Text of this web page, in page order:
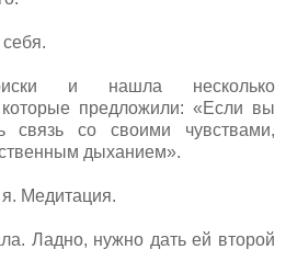
и нашла несколько
предложили: «Если вы
связь со своими чувствами,
дыханием».
Медитация.
Ладно, нужно дать ей второй